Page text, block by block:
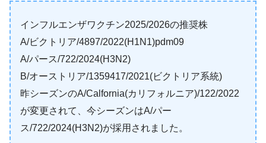
インフルエンザワクチン2025/2026の推奨株
A/ビクトリア/4897/2022(H1N1)pdm09
A/パース/722/2024(H3N2)
B/オーストリア/1359417/2021(ビクトリア系統)
昨シーズンのA/Calfornia(カリフォルニア)/122/2022
が変更されて、今シーズンはA/パー
ス/722/2024(H3N2)が採用されました。